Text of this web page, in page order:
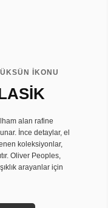
İKONU
alan rafine
İnce detaylar, el
koleksiyonlar,
Oliver Peoples,
arayanlar için